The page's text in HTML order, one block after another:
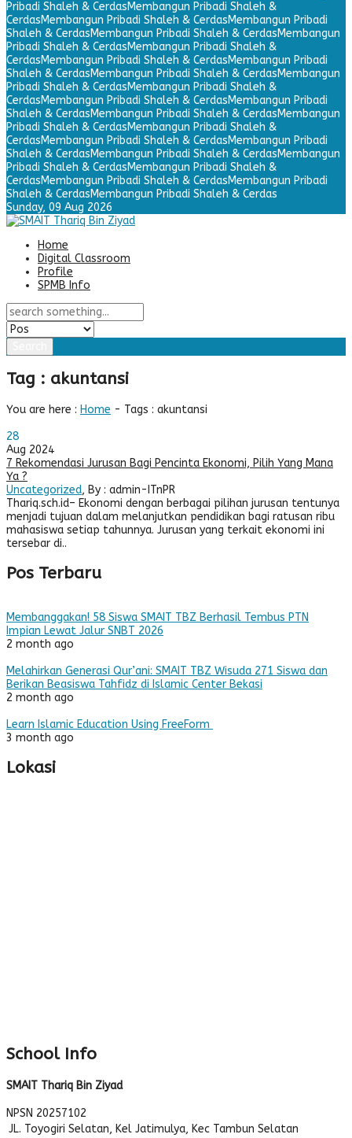
Pribadi Shaleh & CerdasMembangun Pribadi Shaleh &
CerdasMembangun Pribadi Shaleh & CerdasMembangun Pribadi
Shaleh & CerdasMembangun Pribadi Shaleh & CerdasMembangun
Pribadi Shaleh & CerdasMembangun Pribadi Shaleh &
CerdasMembangun Pribadi Shaleh & CerdasMembangun Pribadi
Shaleh & CerdasMembangun Pribadi Shaleh & CerdasMembangun
Pribadi Shaleh & CerdasMembangun Pribadi Shaleh &
CerdasMembangun Pribadi Shaleh & CerdasMembangun Pribadi
Shaleh & CerdasMembangun Pribadi Shaleh & CerdasMembangun
Pribadi Shaleh & CerdasMembangun Pribadi Shaleh &
CerdasMembangun Pribadi Shaleh & CerdasMembangun Pribadi
Shaleh & CerdasMembangun Pribadi Shaleh & CerdasMembangun
Pribadi Shaleh & CerdasMembangun Pribadi Shaleh &
CerdasMembangun Pribadi Shaleh & CerdasMembangun Pribadi
Shaleh & CerdasMembangun Pribadi Shaleh & Cerdas
Sunday, 09 Aug 2026
Home
Digital Classroom
Profile
SPMB Info
Tag : akuntansi
You are here : Home - Tags : akuntansi
28
Aug 2024
7 Rekomendasi Jurusan Bagi Pencinta Ekonomi, Pilih Yang Mana
Ya ?
Uncategorized, By : admin-ITnPR
Thariq.sch.id– Ekonomi dengan berbagai pilihan jurusan tentunya
menjadi tujuan dalam melanjutkan pendidikan bagi ratusan ribu
mahasiswa setiap tahunnya. Jurusan yang terkait ekonomi ini
tersebar di..
Pos Terbaru
Membanggakan! 58 Siswa SMAIT TBZ Berhasil Tembus PTN
Impian Lewat Jalur SNBT 2026
2 month ago
Melahirkan Generasi Qur’ani: SMAIT TBZ Wisuda 271 Siswa dan
Berikan Beasiswa Tahfidz di Islamic Center Bekasi
2 month ago
Learn Islamic Education Using FreeForm
3 month ago
Lokasi
School Info
SMAIT Thariq Bin Ziyad
NPSN 20257102
JL. Toyogiri Selatan, Kel Jatimulya, Kec Tambun Selatan